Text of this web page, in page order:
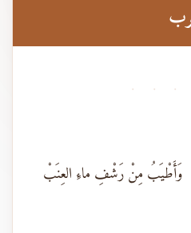
· · ·
وَأَطْيَبُ مِنْ رَشْفِ ماءِ العِنَبْ